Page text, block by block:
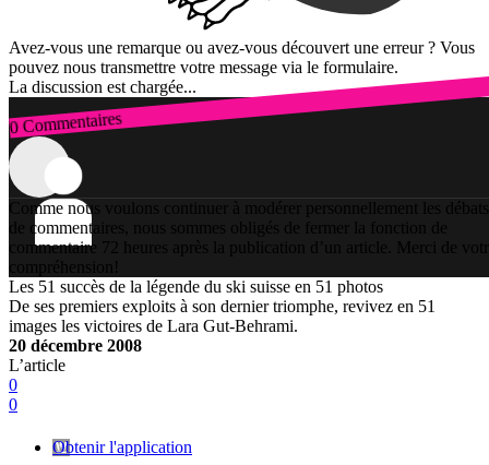
Avez-vous une remarque ou avez-vous découvert une erreur ? Vous
pouvez nous transmettre votre message via le formulaire.
La discussion est chargée...
0 Commentaires
Connexion
Comme nous voulons continuer à modérer personnellement les débats
de commentaires, nous sommes obligés de fermer la fonction de
commentaire 72 heures après la publication d’un article. Merci de
compréhension!
Les 51 succès de la légende du ski suisse en 51 photos
De ses premiers exploits à son dernier triomphe, revivez en 51
images les victoires de Lara Gut-Behrami.
20 décembre 2008
L’article
0
0
Obtenir l'application